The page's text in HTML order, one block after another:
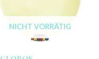
NICHT VORRÄTIG